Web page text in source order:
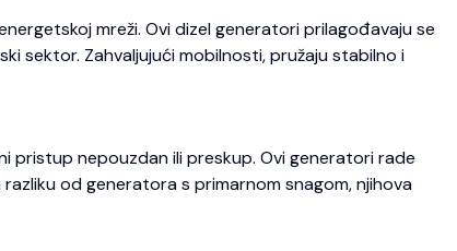
mreži. Ovi dizel generatori prilagođavaju se
sektor. Zahvaljujući mobilnosti, pružaju stabilno i
pristup nepouzdan ili preskup. Ovi generatori rade
od generatora s primarnom snagom, njihova